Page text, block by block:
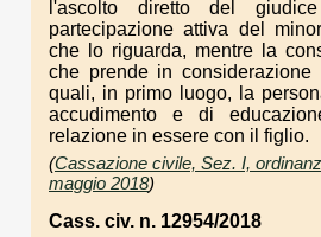
l'ascolto diretto del
partecipazione attiva del
che lo riguarda, mentre la
che prende in
quali, in primo luogo, la
accudimento e di
relazione in essere con il figlio.
(Cassazione civile, Sez. I,
maggio 2018)
Cass. civ. n. 12954/2018